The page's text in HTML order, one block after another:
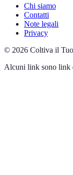
Chi siamo
Contatti
Note legali
Privacy
© 2026 Coltiva il
Alcuni link sono link